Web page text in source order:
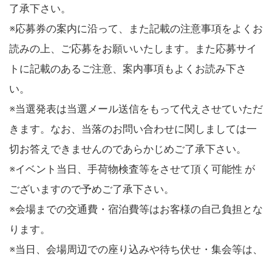
了承下さい。
※応募券の案内に沿って、また記載の注意事項をよくお
読みの上、ご応募をお願いいたします。また応募サイ
トに記載のあるご注意、案内事項もよくお読み下さ
い。
※当選発表は当選メール送信をもって代えさせていただ
きます。なお、当落のお問い合わせに関しましては一
切お答えできませんのであらかじめご了承下さい。
※イベント当日、手荷物検査等をさせて頂く可能性 が
ございますので予めご了承下さい。
※会場までの交通費・宿泊費等はお客様の自己負担とな
ります。
※当日、会場周辺での座り込みや待ち伏せ・集会等は、